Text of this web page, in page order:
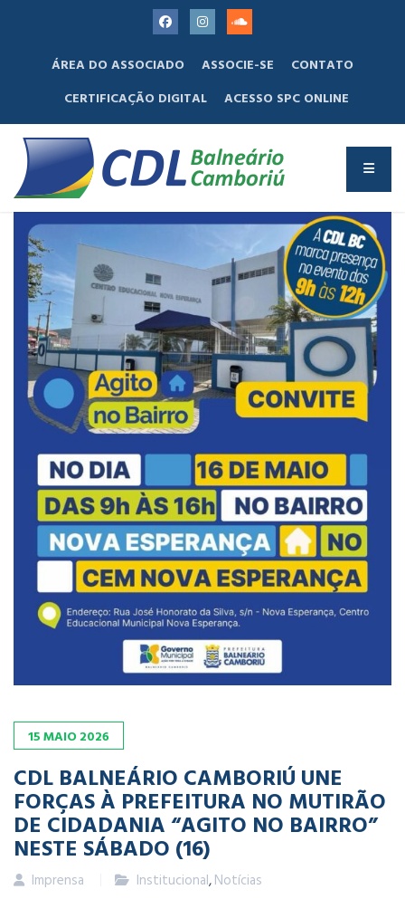
ÁREA DO ASSOCIADO ASSOCIE-SE
CONTATO
CERTIFICAÇÃO DIGITAL
ACESSO SPC ONLINE
15MAIO2026
CDL BALNEÁRIO CAMBORIÚ UNE
FORÇAS À PREFEITURA NO MUTIRÃO
DE CIDADANIA “AGITO NO BAIRRO”
NESTE SÁBADO (16)
Imprensa Institucional,Notícias